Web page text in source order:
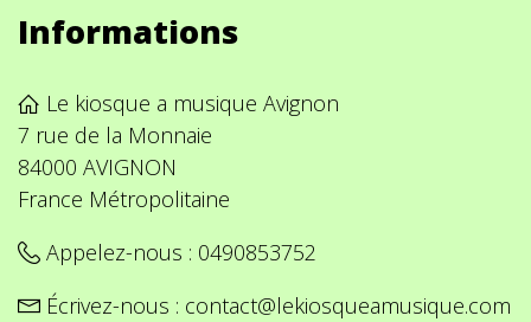
Informations
Le kiosque a musique Avignon
7 rue de la Monnaie
84000 AVIGNON
France Métropolitaine
Appelez-nous : 0490853752
Écrivez-nous : contact@lekiosqueamusique.com